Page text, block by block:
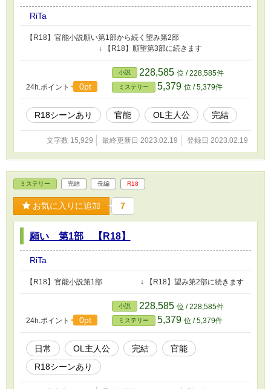
RiTa
【R18】官能小説願い第1部から続く望み第2部
↓ 【R18】願望第3部に続きます
24h.ポイント 0pt
小説 228,585 位 / 228,585件
ミステリー 5,379 位 / 5,379件
R18シーンあり 官能 OL主人公 完結
文字数 15,929 最終更新日 2023.02.19 登録日 2023.02.19
ミステリー 完結 長編 R18
お気に入りに追加 7
願い 第1部 【R18】
RiTa
【R18】官能小説第1部 ↓ 【R18】望み第2部に続きます
24h.ポイント 0pt
小説 228,585 位 / 228,585件
ミステリー 5,379 位 / 5,379件
日常 OL主人公 完結
官能
R18シーンあり